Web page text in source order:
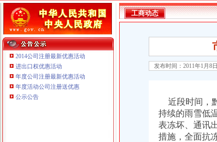
本站导航
2014公司注册最新优惠活动
进出口权优惠活动
年度公司注册最新优惠活动
年度活动公司注册送优惠
公示公告
重庆鸽牌电线电缆有限公司 渝北10010万 (进出口权)
重庆傲志众达投资咨询有限责任公司 渝九1000万 （增资）
工商动态
发布时间：2011年1月8
近段时间，
持续的雨雪低
表冻坏、通讯
措施，全面抗